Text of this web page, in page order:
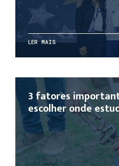
LER MAIS
3 fatores
escolher onde